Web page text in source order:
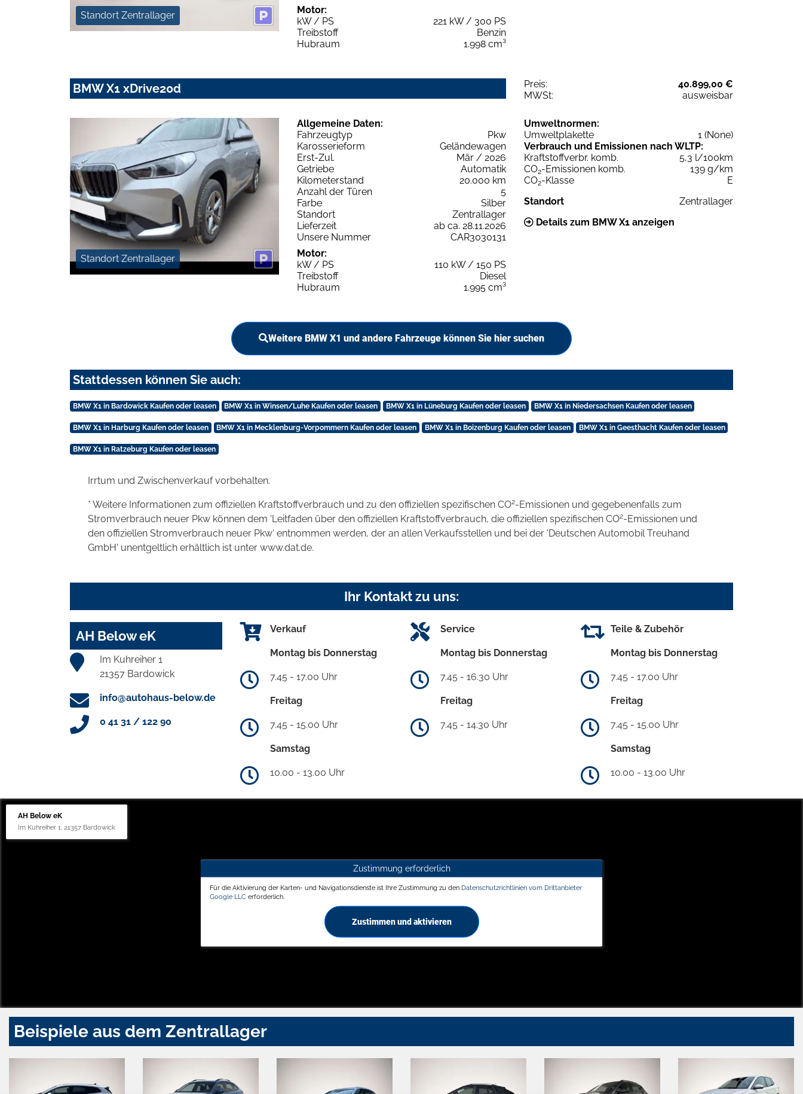
Standort Zentrallager
Motor:
kW / PS
221 kW / 300 PS
Treibstoff
Benzin
Hubraum
1.998 cm³
BMW X1 xDrive20d Preis:
40.899,00 €
MWSt:
ausweisbar
Standort Zentrallager
Allgemeine Daten:
Fahrzeugtyp
Pkw
Karosserieform
Geländewagen
Erst-Zul.
Mär / 2026
Getriebe
Automatik
Kilometerstand
20.000 km
Anzahl der Türen
5
Farbe
Silber
Standort
Zentrallager
Lieferzeit
ab ca. 28.11.2026
Unsere Nummer
CAR3030131
Motor:
kW / PS
110 kW / 150 PS
Treibstoff
Diesel
Hubraum
1.995 cm³
Umweltnormen:
Umweltplakette
1 (None)
Verbrauch und Emissionen nach WLTP:
Kraftstoffverbr. komb.
5,3 l/100km
CO2-Emissionen komb.
139 g/km
CO2-Klasse
E
Standort
Zentrallager
Details zum BMW X1 anzeigen
Weitere BMW X1 und andere Fahrzeuge können Sie hier suchen
Stattdessen können Sie auch:
BMW X1 in Bardowick Kaufen oder leasen BMW X1 in Winsen/Luhe Kaufen oder leasen BMW X1 in Lüneburg Kaufen oder leasen BMW X1 in Niedersachsen Kaufen oder leasen
BMW X1 in Harburg Kaufen oder leasen BMW X1 in Mecklenburg-Vorpommern Kaufen oder leasen BMW X1 in Boizenburg Kaufen oder leasen BMW X1 in Geesthacht Kaufen oder leasen
BMW X1 in Ratzeburg Kaufen oder leasen
Irrtum und Zwischenverkauf vorbehalten.
* Weitere Informationen zum offiziellen Kraftstoffverbrauch und zu den offiziellen spezifischen CO2-Emissionen und gegebenenfalls zum
Stromverbrauch neuer Pkw können dem 'Leitfaden über den offiziellen Kraftstoffverbrauch, die offiziellen spezifischen CO2-Emissionen und
den offiziellen Stromverbrauch neuer Pkw' entnommen werden, der an allen Verkaufsstellen und bei der 'Deutschen Automobil Treuhand
GmbH' unentgeltlich erhältlich ist unter www.dat.de.
Ihr Kontakt zu uns:
AH Below eK
Im Kuhreiher 1
21357 Bardowick
info@autohaus-below.de
0 41 31 / 122 90
Verkauf
Montag bis Donnerstag
7.45 - 17.00 Uhr
Freitag
7.45 - 15.00 Uhr
Samstag
10.00 - 13.00 Uhr
Service
Montag bis Donnerstag
7.45 - 16.30 Uhr
Freitag
7.45 - 14.30 Uhr
Teile & Zubehör
Montag bis Donnerstag
7.45 - 17.00 Uhr
Freitag
7.45 - 15.00 Uhr
Samstag
10.00 - 13.00 Uhr
AH Below eK
Im Kuhreiher 1, 21357 Bardowick
Zustimmung erforderlich
Für die Aktivierung der Karten- und Navigationsdienste ist Ihre Zustimmung zu den Datenschutzrichtlinien vom Drittanbieter
Google LLC erforderlich.
Zustimmen und aktivieren
Beispiele aus dem Zentrallager